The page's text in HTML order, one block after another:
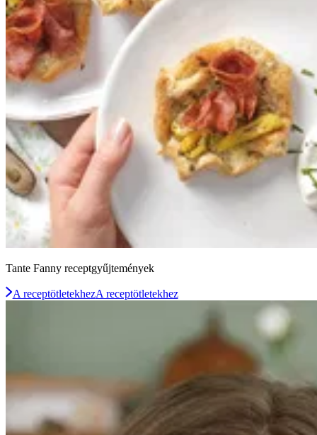
Tante Fanny receptgyűjtemények
A receptötletekhezA receptötletekhez